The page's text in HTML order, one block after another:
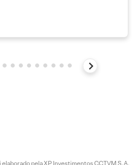
pela XP Investimentos CCTVM S.A.